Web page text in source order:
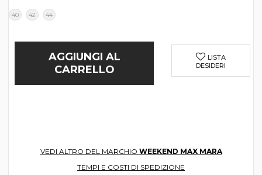
40 42 44
AGGIUNGI AL
CARRELLO
LISTA
DESIDERI
VEDI ALTRO DEL MARCHIO WEEKEND MAX MARA
TEMPI E COSTI DI SPEDIZIONE